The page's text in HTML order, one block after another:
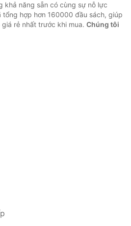
khả năng sẵn có cùng sự nỗ lực
hợp hơn 160000 đầu sách, giúp
rẻ nhất trước khi mua. Chúng tôi